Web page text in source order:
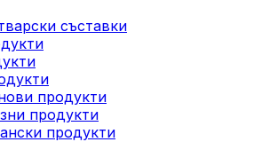
съставки
продукти
продукти
продукти